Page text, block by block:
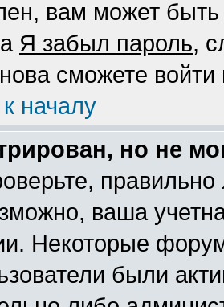
вам может
Я забыл пароль,
сможете
началу
но не
ваша
Некоторые
были